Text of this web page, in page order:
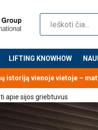
LIFTING KNOWHOW
istoriją vienoje vietoje –
apie sijos griebtuvus